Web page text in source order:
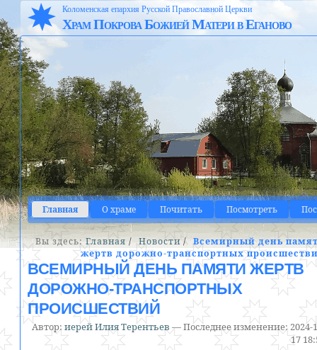
Коломенская епархия Русской Православной Церкви
Храм Покрова Божией Матери в Еганово
Главная О храме Почитать Посмотреть
Вы здесь: Главная /Новости /Всемирный день
жертв дорожно-транспортных
ВСЕМИРНЫЙ ДЕНЬ ПАМЯТИ ЖЕРТВ
ДОРОЖНО-ТРАНСПОРТНЫХ
ПРОИСШЕСТВИЙ
Автор:иерей Илия Терентьев —Последнее изменение:2024-
17